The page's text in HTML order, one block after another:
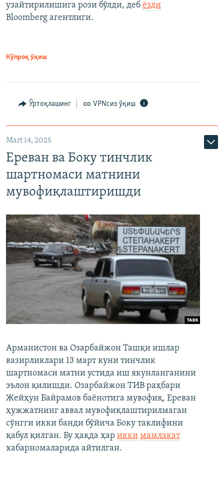
узайтирилишига рози бўлди, деб ёзди
Bloomberg агентлиги.
Кўпроқ ўқиш
Ўртоқлашинг VPNсиз ўқиш
Mart 14, 2025
Ереван ва Боку тинчлик
шартномаси матнини
мувофиқлаштиришди
Арманистон ва Озарбайжон Ташқи ишлар
вазирликлари 13 март куни тинчлик
шартномаси матни устида иш якунланганини
эълон қилишди. Озарбайжон ТИВ раҳбари
Жейҳун Байрамов баёнотига мувофиқ, Ереван
ҳужжатнинг аввал мувофиқлаштирилмаган
сўнгги икки банди бўйича Боку таклифини
қабул қилган. Бу ҳақда ҳар икки мамлакат
хабарномаларида айтилган.